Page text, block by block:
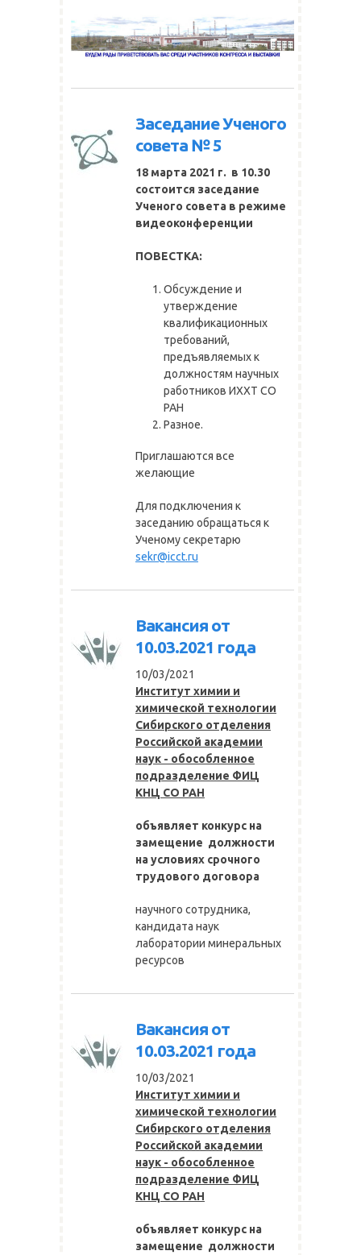
Заседание Ученого
совета № 5
18 марта 2021 г. в 10.30
состоится заседание
Ученого совета в режиме
видеоконференции
ПОВЕСТКА:
Обсуждение и
утверждение
квалификационных
требований,
предъявляемых к
должностям научных
работников ИХХТ СО
РАН
Разное.
Приглашаются все
желающие
Для подключения к
заседанию обращаться к
Ученому секретарю
sekr@icct.ru
Вакансия от
10.03.2021 года
10/03/2021
Институт химии и
химической технологии
Сибирского отделения
Российской академии
наук - обособленное
подразделение ФИЦ
КНЦ СО РАН
объявляет конкурс на
замещение должности
на условиях срочного
трудового договора
научного сотрудника,
кандидата наук
лаборатории минеральных
ресурсов
Вакансия от
10.03.2021 года
10/03/2021
Институт химии и
химической технологии
Сибирского отделения
Российской академии
наук - обособленное
подразделение ФИЦ
КНЦ СО РАН
объявляет конкурс на
замещение должности